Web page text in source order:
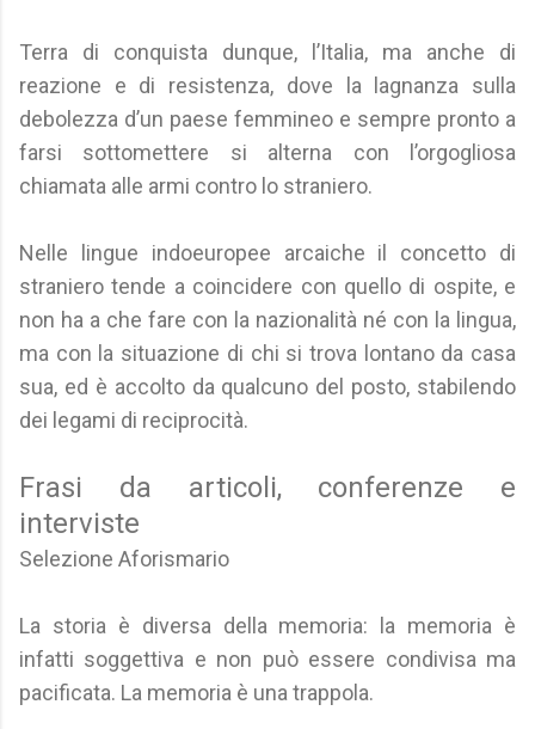
Terra di conquista dunque, l’Italia, ma anche di
reazione e di resistenza, dove la lagnanza sulla
debolezza d’un paese femmineo e sempre pronto a
farsi sottomettere si alterna con l’orgogliosa
chiamata alle armi contro lo straniero.
Nelle lingue indoeuropee arcaiche il concetto di
straniero tende a coincidere con quello di ospite, e
non ha a che fare con la nazionalità né con la lingua,
ma con la situazione di chi si trova lontano da casa
sua, ed è accolto da qualcuno del posto, stabilendo
dei legami di reciprocità.
Frasi da articoli, conferenze e
interviste
Selezione Aforismario
La storia è diversa della memoria: la memoria è
infatti soggettiva e non può essere condivisa ma
pacificata. La memoria è una trappola.